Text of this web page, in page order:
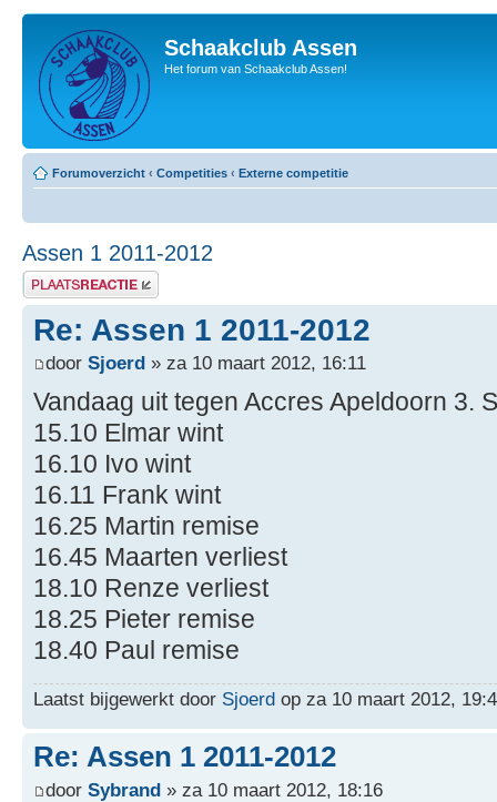
Schaakclub Assen
Het forum van Schaakclub Assen!
Forumoverzicht ‹ Competities ‹ Externe competitie
Assen 1 2011-2012
Plaats een reactie
Re: Assen 1 2011-2012
door Sjoerd » za 10 maart 2012, 16:11
Vandaag uit tegen Accres Apeldoorn 3.
15.10 Elmar wint
16.10 Ivo wint
16.11 Frank wint
16.25 Martin remise
16.45 Maarten verliest
18.10 Renze verliest
18.25 Pieter remise
18.40 Paul remise
Laatst bijgewerkt door Sjoerd op za 10 maart 2012,
Re: Assen 1 2011-2012
door Sybrand » za 10 maart 2012, 18:16